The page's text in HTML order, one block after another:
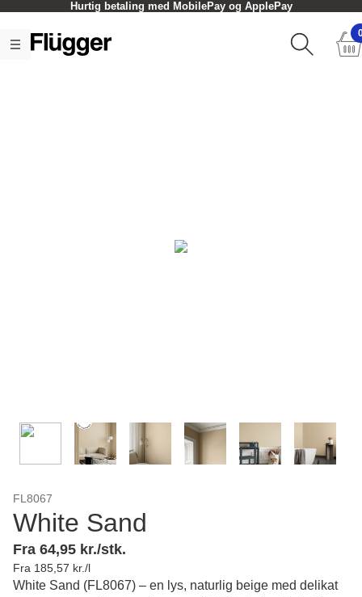
Hurtig betaling med MobilePay og ApplePay
FL8067
White Sand
Fra 64,95 kr./stk.
Fra 185,57 kr./l
White Sand (FL8067) – en lys, naturlig beige med delikat